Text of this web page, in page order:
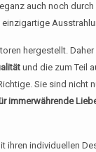
auch noch
hergestellt.
und die zum Teil
Sie sind nicht
immerwährende
ihren individuellen